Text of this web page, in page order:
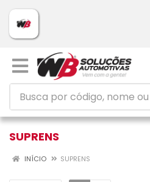
SUPRENS
INÍCIO SUPRENS